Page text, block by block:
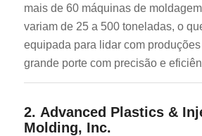
mais de 60 máquinas de
variam de 25 a 500 toneladas, o
equipada para lidar com
grande porte com precisão e
2. Advanced Plastics &
Molding, Inc.